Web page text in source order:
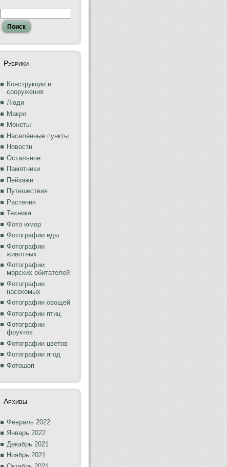
Рубрики
Конструкции и
сооружения
Люди
Макро
Монеты
Населённые пункты
Новости
Остальное
Памятники
Пейзажи
Путешествия
Растения
Техника
Фото юмор
Фотографии еды
Фотографии
животных
Фотографии
морских обитателей
Фотографии
насекомых
Фотографии овощей
Фотографии птиц
Фотографии
фруктов
Фотографии цветов
Фотографии ягод
Фотошоп
Архивы
Февраль 2022
Январь 2022
Декабрь 2021
Ноябрь 2021